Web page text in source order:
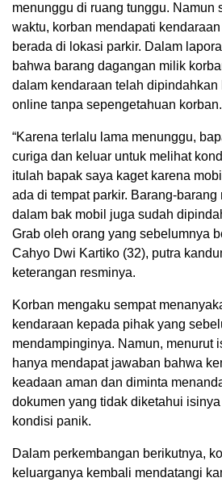
menunggu di ruang tunggu. Namun
waktu, korban mendapati
berada di lokasi parkir. Dalam
bahwa barang dagangan milik
dalam kendaraan telah dipindahkan
online tanpa sepengetahuan korban.
“Karena terlalu lama menunggu,
curiga dan keluar untuk melihat
itulah bapak saya kaget karena
ada di tempat parkir. Barang-
dalam bak mobil juga sudah
Grab oleh orang yang sebelumnya
Cahyo Dwi Kartiko (32), putra
keterangan resminya.
Korban mengaku sempat
kendaraan kepada pihak yang
mendampinginya. Namun, menurut
hanya mendapat jawaban bahwa
keadaan aman dan diminta
dokumen yang tidak diketahui
kondisi panik.
Dalam perkembangan berikutnya,
keluarganya kembali mendatangi